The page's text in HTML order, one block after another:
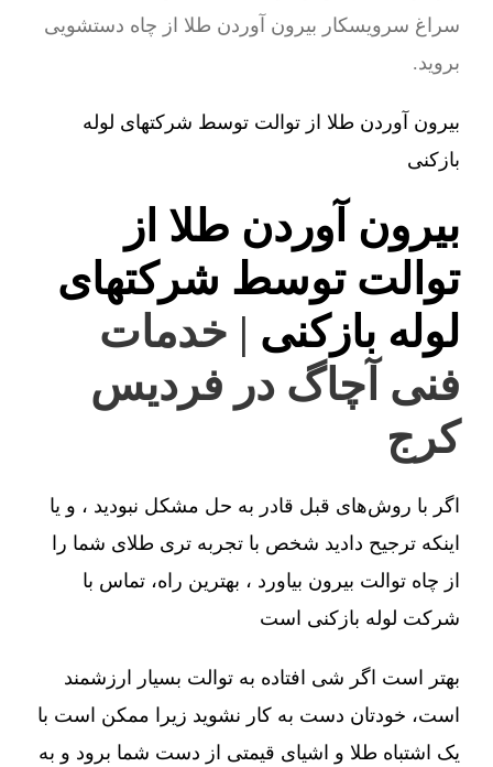
سراغ سرویسکار بیرون آوردن طلا از چاه دستشویی
بروید.
بیرون آوردن طلا از توالت توسط شرکتهای لوله
بازکنی
بیرون آوردن طلا از
توالت توسط شرکتهای
لوله بازکنی | خدمات
فنی آچاگ در فردیس
کرج
اگر با روش‌های قبل قادر به حل مشکل نبودید ، و یا
اینکه ترجیح دادید شخص با تجربه تری طلای شما را
از چاه توالت بیرون بیاورد ، بهترین راه، تماس با
شرکت لوله بازکنی است
بهتر است اگر شی افتاده به توالت بسیار ارزشمند
است، خودتان دست به کار نشوید زیرا ممکن است با
یک اشتباه طلا و اشیای قیمتی از دست شما برود و به